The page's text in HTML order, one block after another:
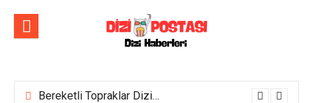
Bereketli Topraklar Dizisinin İlk Tanıtım Fragmanı Yayımlandı! Yeni dizi yakında Show TV’de başlıyor!